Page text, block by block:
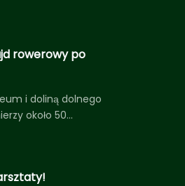
rowerowy po
i doliną dolnego
około 50…